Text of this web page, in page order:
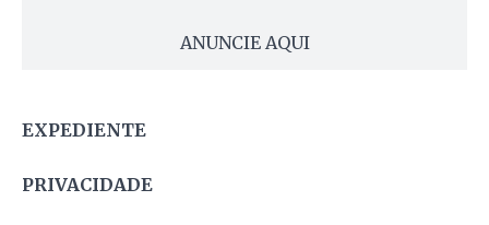
ANUNCIE AQUI
EXPEDIENTE
PRIVACIDADE